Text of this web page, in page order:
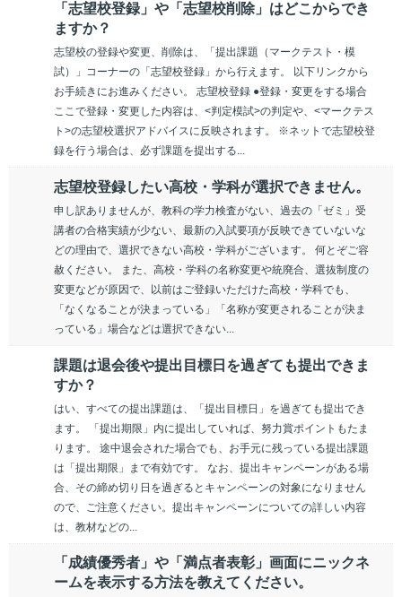
「志望校登録」や「志望校削除」はどこからでき
ますか？
志望校の登録や変更、削除は、「提出課題（マークテスト・模
試）」コーナーの「志望校登録」から行えます。 以下リンクから
お手続きにお進みください。 志望校登録 ●登録・変更をする場合
ここで登録・変更した内容は、<判定模試>の判定や、<マークテス
ト>の志望校選択アドバイスに反映されます。 ※ネットで志望校登
録を行う場合は、必ず課題を提出する...
志望校登録したい高校・学科が選択できません。
申し訳ありませんが、教科の学力検査がない、過去の「ゼミ」受
講者の合格実績が少ない、最新の入試要項が反映できていないな
どの理由で、選択できない高校・学科がございます。 何とぞご容
赦ください。 また、高校・学科の名称変更や統廃合、選抜制度の
変更などが原因で、以前はご登録いただけた高校・学科でも、
「なくなることが決まっている」「名称が変更されることが決ま
っている」場合などは選択できない...
課題は退会後や提出目標日を過ぎても提出できま
すか？
はい、すべての提出課題は、「提出目標日」を過ぎても提出でき
ます。 「提出期限」内に提出していれば、努力賞ポイントもたま
ります。 途中退会された場合でも、お手元に残っている提出課題
は「提出期限」まで有効です。 なお、提出キャンペーンがある場
合、その締め切り日を過ぎるとキャンペーンの対象になりません
ので、ご注意ください。提出キャンペーンについての詳しい内容
は、教材などの...
「成績優秀者」や「満点者表彰」画面にニックネ
ームを表示する方法を教えてください。